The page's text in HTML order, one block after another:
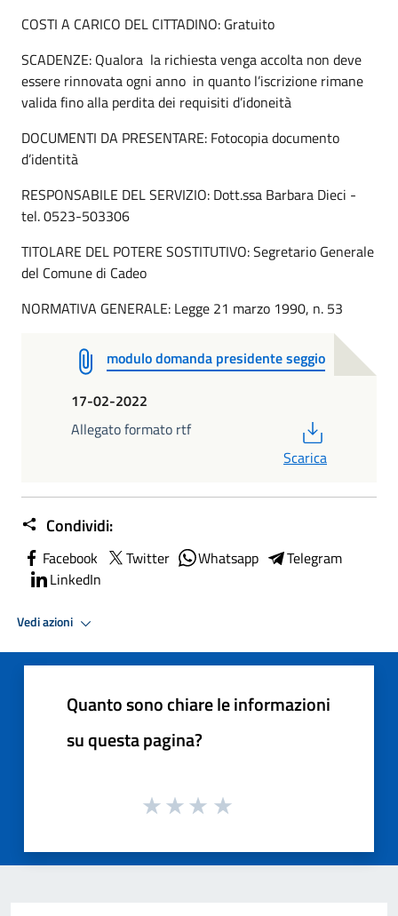
COSTI A CARICO DEL CITTADINO: Gratuito
SCADENZE: Qualora la richiesta venga accolta non deve
essere rinnovata ogni anno in quanto l’iscrizione rimane
valida fino alla perdita dei requisiti d’idoneità
DOCUMENTI DA PRESENTARE: Fotocopia documento
d’identità
RESPONSABILE DEL SERVIZIO: Dott.ssa Barbara Dieci -
tel. 0523-503306
TITOLARE DEL POTERE SOSTITUTIVO: Segretario Generale
del Comune di Cadeo
NORMATIVA GENERALE: Legge 21 marzo 1990, n. 53
modulo domanda presidente seggio
17-02-2022
Allegato formato rtf
Scarica
Condividi:
Facebook Twitter Whatsapp
Telegram
LinkedIn
Vedi azioni
Quanto sono chiare le informazioni
su questa pagina?